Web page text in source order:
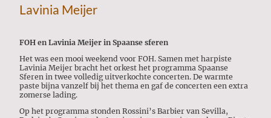
Lavinia Meijer
FOH en Lavinia Meijer in Spaanse sferen
Het was een mooi weekend voor FOH. Samen met harpiste
Lavinia Meijer bracht het orkest het programma Spaanse
Sferen in twee volledig uitverkochte concerten. De warmte
paste bijna vanzelf bij het thema en gaf de concerten een extra
zomerse lading.
Op het programma stonden Rossini’s Barbier van Sevilla,